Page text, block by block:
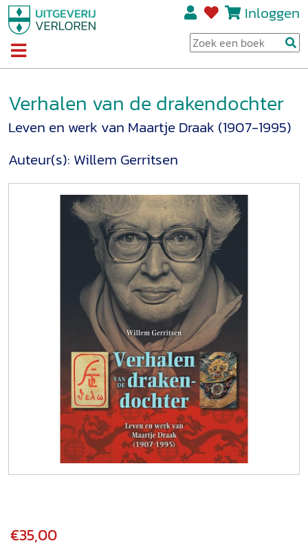
Inloggen
Verhalen van de drakendochter
Leven en werk van Maartje Draak (1907-1995)
Auteur(s): Willem Gerritsen
€35,00